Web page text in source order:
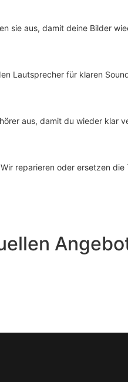
sie aus, damit deine Bilder
Lautsprecher für klaren
aus, damit du wieder klar
reparieren oder ersetzen